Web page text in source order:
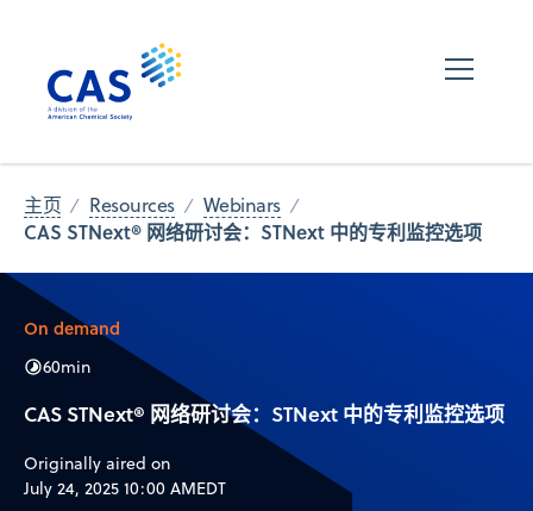
主页 Resources Webinars
CAS STNext® 网络研讨会：STNext 中的专利监控选项
On demand
60min
CAS STNext® 网络研讨会：STNext 中的专利监控选项
Originally aired on
July 24, 2025 10:00 AMEDT